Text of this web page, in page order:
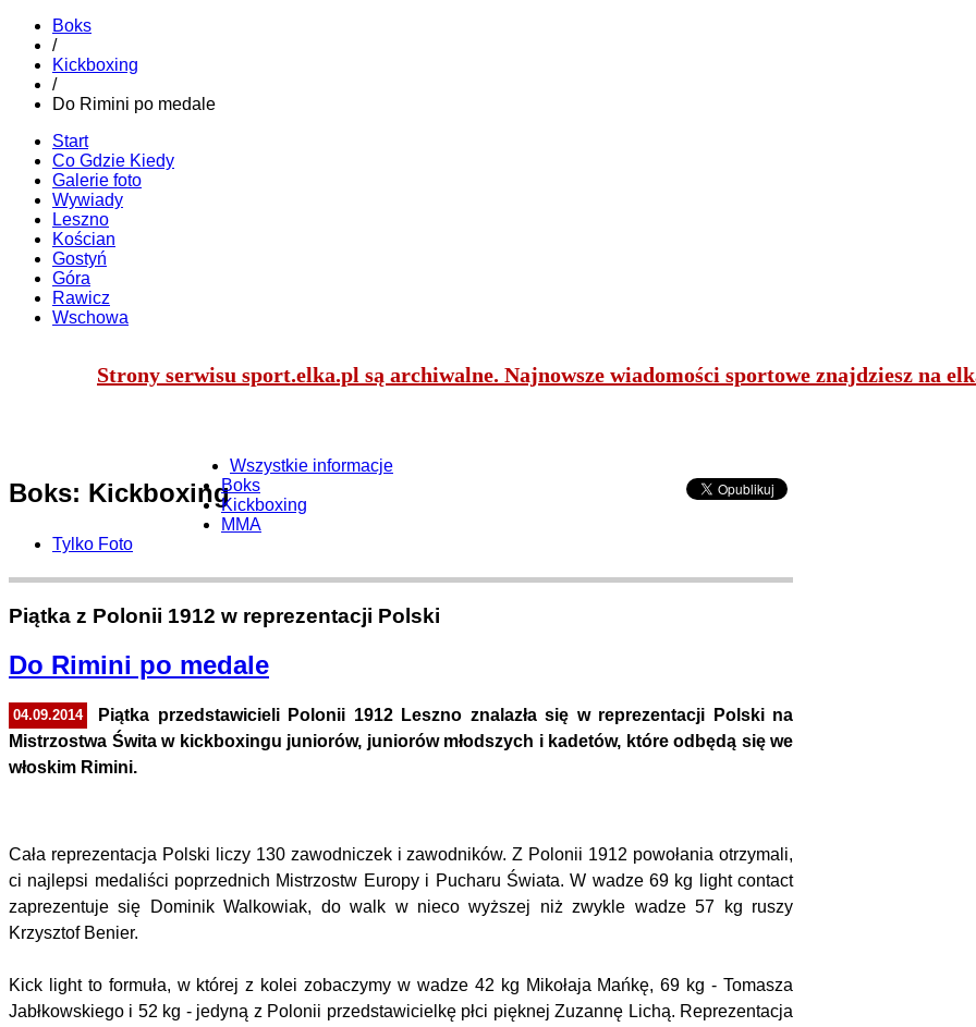
Boks
/
Kickboxing
/
Do Rimini po medale
Start
Co Gdzie Kiedy
Galerie foto
Wywiady
Leszno
Kościan
Gostyń
Góra
Rawicz
Wschowa
Strony serwisu sport.elka.pl są archiwalne. Najnowsze wiadomości sportowe znajdziesz na
Boks: Kickboxing
Wszystkie informacje
Boks
Kickboxing
MMA
Tylko Foto
Piątka z Polonii 1912 w reprezentacji Polski
Do Rimini po medale
04.09.2014
Piątka przedstawicieli Polonii 1912 Leszno znalazła się w reprezentacji Polski na
Mistrzostwa Świta w kickboxingu juniorów, juniorów młodszych i kadetów, które odbędą się we
włoskim Rimini.
Cała reprezentacja Polski liczy 130 zawodniczek i zawodników. Z Polonii 1912 powołania otrzymali,
ci najlepsi medaliści poprzednich Mistrzostw Europy i Pucharu Świata. W wadze 69 kg light contact
zaprezentuje się Dominik Walkowiak, do walk w nieco wyższej niż zwykle wadze 57 kg ruszy
Krzysztof Benier.
Kick light to formuła, w której z kolei zobaczymy w wadze 42 kg Mikołaja Mańkę, 69 kg - Tomasza
Jabłkowskiego i 52 kg - jedyną z Polonii przedstawicielkę płci pięknej Zuzannę Lichą. Reprezentacja